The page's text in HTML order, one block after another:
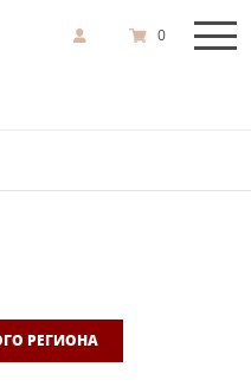
0
РЕГИОНА